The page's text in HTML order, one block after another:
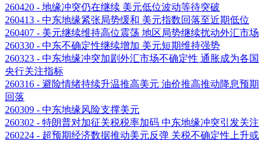
260420 - 地缘冲突仍在继续 美元低位波动等待突破
260413 - 中东地缘紧张局势缓和 美元指数回落至近期低位
260407 - 美元继续维持高位震荡 地区局势继续扰动外汇市场
260330 - 中东不确定性继续增加 美元短期维持强势
260323 - 中东地缘冲突加剧外汇市场不确定性 通胀成为各国
央行关注指标
260316 - 避险情绪持续升温推高美元 油价推高推动降息预期
回落
260309 - 中东地缘风险支撑美元
260302 - 特朗普对加征关税税率加码 中东地缘冲突引发关注
260224 - 超预期经济数据推动美元反弹 关税不确定性上升或